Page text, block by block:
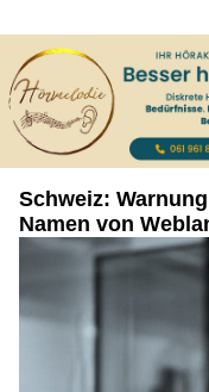
Schweiz:
Namen von